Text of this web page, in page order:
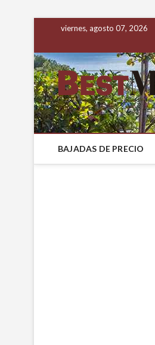
viernes, agosto 07, 2026
BAJADAS DE PRECIO